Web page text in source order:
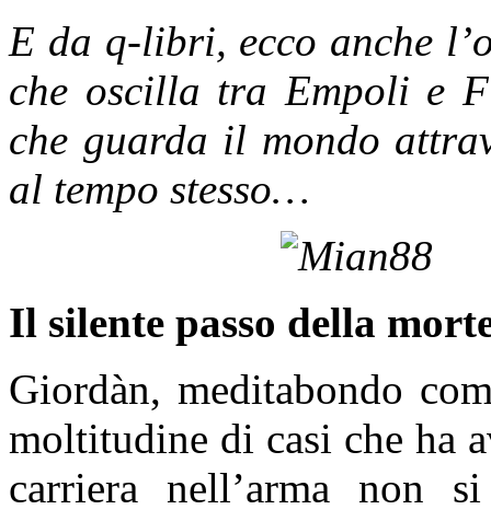
E da q-libri, ecco anche
che oscilla tra Empoli e
che guarda il mondo
al tempo stesso…
Il silente passo della
Giordàn, meditabondo
moltitudine di casi che ha
carriera nell’arma non